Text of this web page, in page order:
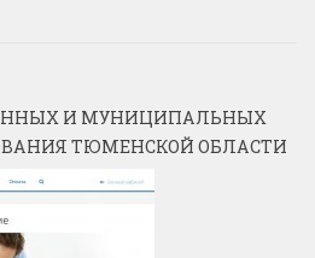
И МУНИЦИПАЛЬНЫХ
ТЮМЕНСКОЙ ОБЛАСТИ